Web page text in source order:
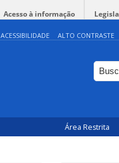
Acesso à informação
ACESSIBILIDADE ALTO CONTRASTE
Área Restrita